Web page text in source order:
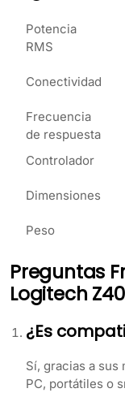
Potencia
RMS
Conectividad
Frecuencia
de respuesta
Controlador
Dimensiones
Peso
Preguntas
Logitech
¿Es
Sí, gracias a
PC, portátiles o